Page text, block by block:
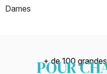
Dames
+ de 100
POUR